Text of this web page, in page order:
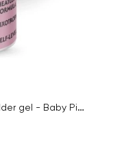
Claresa SOFT&EASY UV/LED builder gel - Baby Pink, 45g